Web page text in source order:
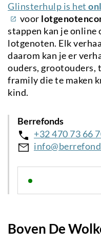
Glinsterhulp is het
voor
stappen kan je online
lotgenoten. Elk
daarom kan je er
ouders, grootouders,
framily die te maken
kind.
Berrefonds
+32 470 73 66
Boven De